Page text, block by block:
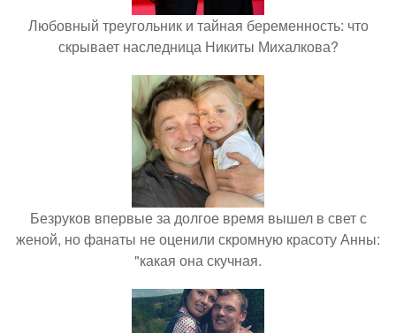
Любовный треугольник и тайная беременность: что
скрывает наследница Никиты Михалкова?
Безруков впервые за долгое время вышел в свет с
женой, но фанаты не оценили скромную красоту Анны:
"какая она скучная.